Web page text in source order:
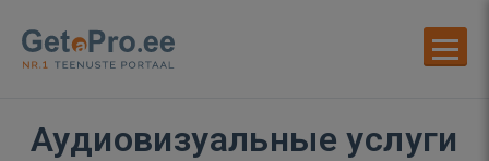
Аудиовизуальные услуги